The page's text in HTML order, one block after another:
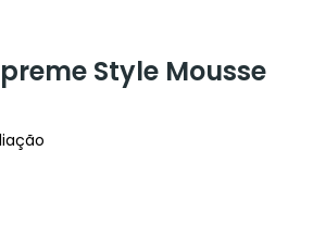
Style Mousse